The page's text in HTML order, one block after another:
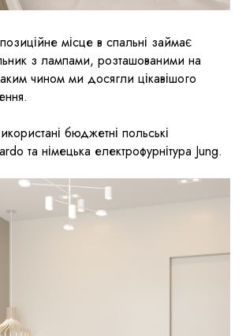
місце в спальні займає
з лампами, розташованими на
чином ми досягли цікавішого
бюджетні польські
та німецька електрофурнітура Jung.